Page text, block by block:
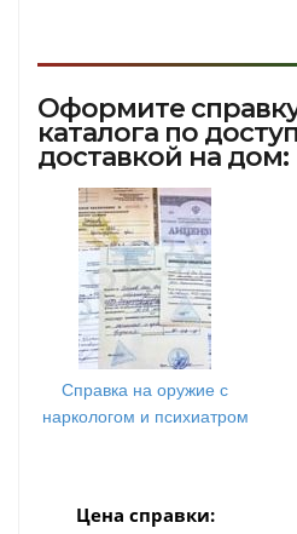
Оформите
каталога по
доставкой на дом:
Справка на оружие с
наркологом и психиатром
Цена справки: